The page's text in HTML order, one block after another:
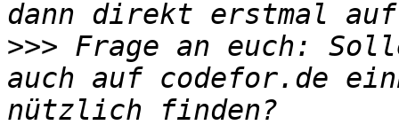
>>> Frage an euch:
auch auf codefor.de